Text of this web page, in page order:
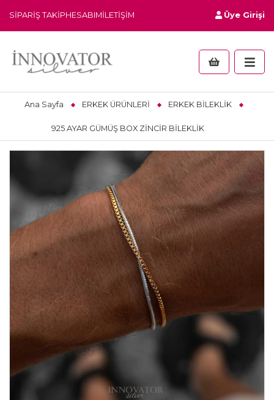
SIPARIŞ TAKIPHESABIMİLETIŞIM Üye Girişi
Ana Sayfa ERKEK ÜRÜNLERİ ERKEK BİLEKLİK
925 AYAR GÜMÜŞ BOX ZİNCİR BİLEKLİK